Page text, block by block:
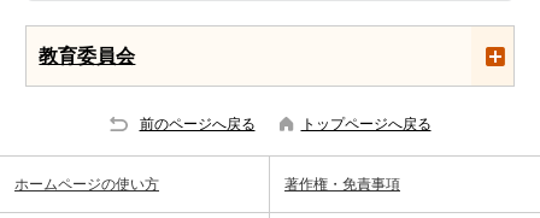
教育委員会
前のページへ戻る トップページへ戻る
ホームページの使い方 著作権・免責事項